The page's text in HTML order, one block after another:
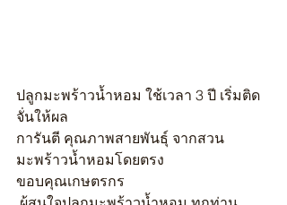
ปลูกมะพร้าวน้ำหอม ใช้เวลา 3 ปี เริ่มติด
จั่นให้ผล
การันตี คุณภาพสายพันธุ์ จากสวน
มะพร้าวน้ำหอมโดยตรง
ขอบคุณเกษตรกร